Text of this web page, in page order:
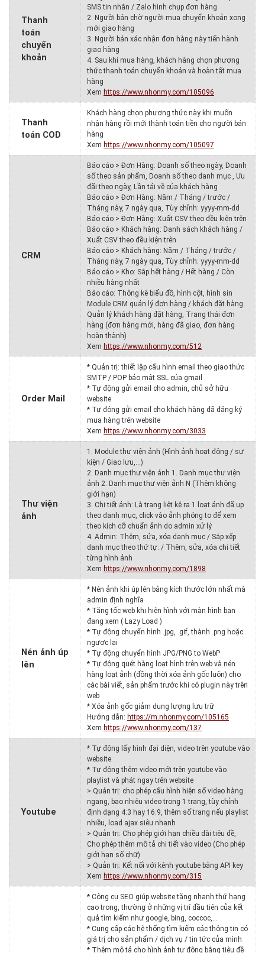
Thanh
toán
chuyển
khoản
SMS tin nhắn / Zalo hình chụp đơn hàng
2. Người bán chờ người mua chuyển khoản xong
mới giao hàng
3. Người bán xác nhận đơn hàng này tiến hành
giao hàng
4. Sau khi mua hàng, khách hàng chọn phương
thức thanh toán chuyển khoản và hoàn tất mua
hàng
Xem https://www.nhonmy.com/105096
Thanh
toán COD
Khách hàng chọn phương thức này khi muốn
nhận hàng rồi mới thành toán tiền cho người bán
hàng
Xem https://www.nhonmy.com/105097
CRM
Báo cáo > Đơn Hàng: Doanh số theo ngày, Doanh
số theo sản phẩm, Doanh số theo danh mục , Ưu
đãi theo ngày, Lần tải về của khách hàng
Báo cáo > Đơn Hàng: Năm / Tháng / trước /
Tháng này, 7 ngày qua, Tùy chỉnh: yyyy-mm-dd
Báo cáo > Đơn Hàng: Xuất CSV theo đều kiện trên
Báo cáo > Khách hàng: Danh sách khách hàng /
Xuất CSV theo đều kiện trên
Báo cáo > Khách hàng: Năm / Tháng / trước /
Tháng này, 7 ngày qua, Tùy chỉnh: yyyy-mm-dd
Báo cáo > Kho: Sắp hết hàng / Hết hàng / Còn
nhiều hàng nhất
Báo cáo: Thông kê biểu đồ, hình cột, hình sin
Module CRM quản lý đơn hàng / khách đặt hàng
Quản lý khách hàng đặt hàng, Trang thái đơn
hàng (đơn hàng mới, hàng đã giao, đơn hàng
hoàn thành)
Xem https://www.nhonmy.com/512
Order Mail
* Quản trị: thiết lập cấu hình email theo giao thức
SMTP / POP bảo mật SSL của gmail
* Tự động gửi email cho admin, chủ sở hữu
website
* Tự động gửi email cho khách hàng đã đăng ký
mua hàng trên website
Xem https://www.nhonmy.com/3033
Thư viện
ảnh
1. Module thư viện ảnh (Hình ảnh hoạt động / sự
kiện / Giao lưu,…)
2. Danh mục thư viện ảnh 1. Danh mục thư viện
ảnh 2. Danh mục thư viện ảnh N (Thêm không
giới hạn)
3. Chi tiết ảnh: Là trang liệt kê ra 1 loạt ảnh đã up
theo danh mục, click vào ảnh phóng to để xem
theo kích cỡ chuẩn ảnh do admin xử lý
4. Admin: Thêm, sửa, xóa danh mục / Sắp xếp
danh mục theo thứ tự. / Thêm, sửa, xóa chi tiết
từng hình ảnh
Xem https://www.nhonmy.com/1898
Nén ảnh úp
lên
* Nén ảnh khi úp lên bằng kích thước lớn nhất mà
admin định nghĩa
* Tăng tốc web khi hiện hình với màn hình bạn
đang xem ( Lazy Load )
* Tự động chuyển hình .jpg, .gif, thành .png hoặc
ngược lại
* Tự động chuyển hình JPG/PNG to WebP
* Tự động quét hàng loạt hình trên web và nén
hàng loạt ảnh (đồng thời xóa ảnh gốc luôn) cho
các bài viết, sản phẩm trước khi có plugin này trên
web
* Xóa ảnh gốc giảm dung lượng lưu trữ
Hướng dẫn: https://m.nhonmy.com/105165
Xem https://www.nhonmy.com/137
Youtube
* Tự động lấy hình đại diện, video trên youtube vào
website
* Tự động thêm video mới trên youtube vào
playlist và phát ngay trên website
> Quản trị: cho phép cấu hình hiện số video hàng
ngang, bao nhiêu video trong 1 trang, tùy chỉnh
định dạng 4:3 hay 16:9, thêm số trang nếu playlist
nhiều, load ajax siêu nhanh
> Quản trị: Cho phép giới hạn chiều dài tiêu đề,
Cho phép thêm mô tả chi tiết vào video (Cho phép
giới hạn số chữ)
> Quản trị: Kết nối với kênh youtube bằng API key
Xem https://www.nhonmy.com/315
* Công cụ SEO giúp website tăng nhanh thứ hạng
cao trong, thường ở những vị trí đầu tiên của kết
quả tìm kiếm như google, bing, coccoc,…
* Cung cấp các hệ thống tìm kiếm các thông tin có
giá trị cho sản phẩm / dịch vụ / tin tức của mình
* Thêm mô tả cho hình ảnh tự động bằng tiêu đề